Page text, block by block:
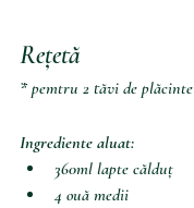
Rețetă
* pemtru 2 tăvi de plăcinte
Ingrediente aluat:
360ml lapte călduț
4 ouă medii